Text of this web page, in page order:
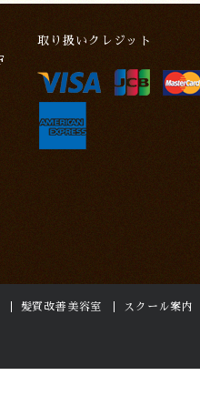
取り扱いクレジット
髪質改善美容室 スクール案内